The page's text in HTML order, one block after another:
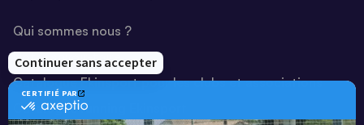
Qui sommes nous ?
Notre savoir-faire
Catalogue Ekinsport pour les clubs et associations
Catalogue running Ekinsport